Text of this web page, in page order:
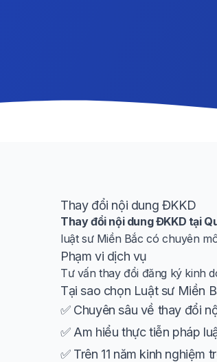
Thay đổi nội dung ĐKKD
Thay đổi nội dung ĐKKD tại
luật sư Miền Bắc có chuyên
Phạm vi dịch vụ
Tư vấn thay đổi đăng ký kinh
Tại sao chọn Luật sư Miền
✅ Chuyên sâu về thay đổi
✅ Am hiểu thực tiễn pháp
✅ Trên 11 năm kinh nghiệm